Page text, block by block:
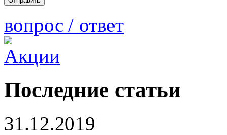
вопрос / ответ
Последние статьи
31.12.2019